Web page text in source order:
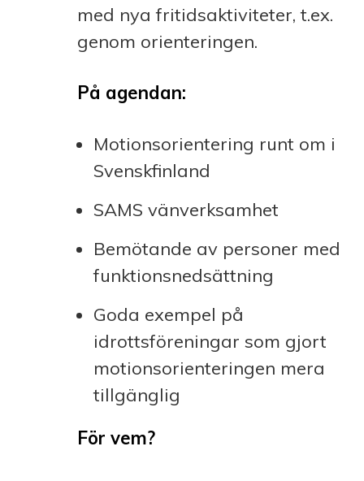
med nya fritidsaktiviteter, t.ex.
genom orienteringen.
På agendan:
Motionsorientering runt om i
Svenskfinland
SAMS vänverksamhet
Bemötande av personer med
funktionsnedsättning
Goda exempel på
idrottsföreningar som gjort
motionsorienteringen mera
tillgänglig
För vem?